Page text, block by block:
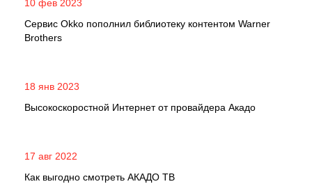
10 фев 2023
Сервис Okko пополнил библиотеку контентом Warner
Brothers
18 янв 2023
Высокоскоростной Интернет от провайдера Акадо
17 авг 2022
Как выгодно смотреть АКАДО ТВ